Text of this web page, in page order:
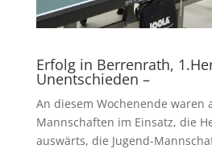
Erfolg in Berrenrath,
Unentschieden –
An diesem Wochenende waren
Mannschaften im Einsatz, die
auswärts, die Jugend-